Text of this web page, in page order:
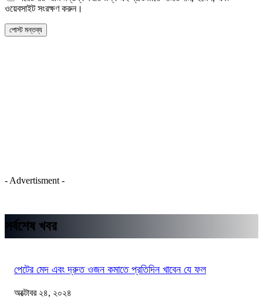
ওয়েবসাইট সংরক্ষণ করুন।
- Advertisment -
সর্বশেষ খবর
পেটের মেদ এবং দ্রুত ওজন কমাতে প্রতিদিন খাবেন যে ফল
অক্টোবর ২৪, ২০২৪